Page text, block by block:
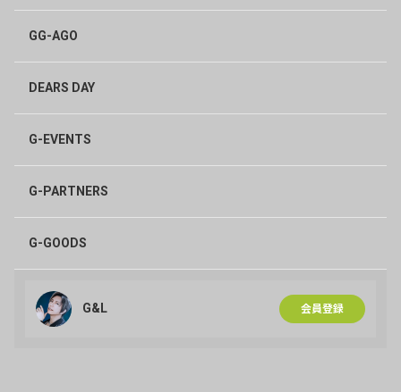
GG-AGO
DEARS DAY
G-EVENTS
G-PARTNERS
G-GOODS
G&L 会員登録